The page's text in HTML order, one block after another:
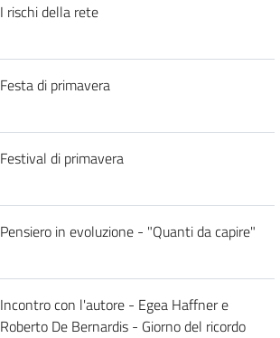
I rischi della rete
Festa di primavera
Festival di primavera
Pensiero in evoluzione - "Quanti da capire"
Incontro con l'autore - Egea Haffner e
Roberto De Bernardis - Giorno del ricordo